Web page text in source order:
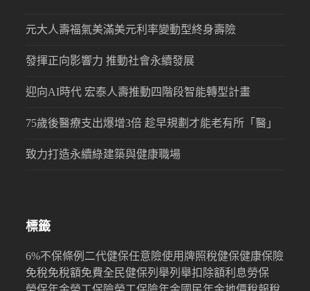
元大人壽福氣美滿美元利率變動型終身壽險
發揮正向影響力 推動社會永續發展
迎向AI時代 宏泰人壽推動四階段智能轉型計畫
75歲後醫療支出爆增3倍 趁早規劃才能老有所「醫」
致力打造永續綠建築與健康職場
標籤
6%不保條例 二代健保任意險使用牌照稅健保健康保險
免稅免稅額免費全民健保列舉列舉扣除額利息勞保